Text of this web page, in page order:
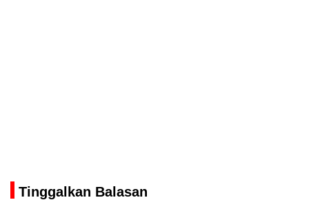
Tinggalkan Balasan